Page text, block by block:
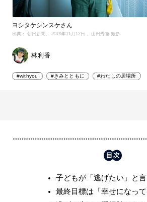
ヨシタケシンスケさん
出典： 朝日新聞、 2019年11月12日 、山田秀隆 撮影
林利香
#withyou #きみとともに #わたしの居場所
子どもが「逃げたい」と
最終目標は「幸せになって